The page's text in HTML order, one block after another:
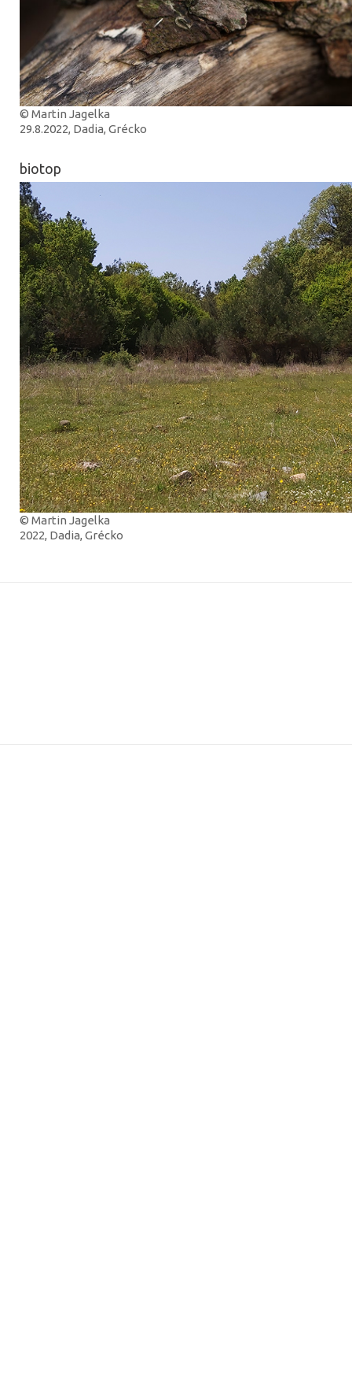
© Martin Jagelka
29.8.2022, Dadia, Grécko
biotop
© Martin Jagelka
2022, Dadia, Grécko